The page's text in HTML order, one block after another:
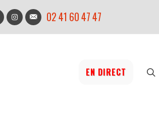
02 41 60 47 47
EN DIRECT